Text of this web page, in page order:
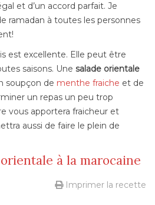
et d’un accord parfait. Je
ramadan à toutes les personnes
est excellente. Elle peut être
saisons. Une salade orientale
soupçon de menthe fraiche et de
un repas un peu trop
vous apportera fraicheur et
aussi de faire le plein de
orientale à la marocaine
Imprimer la recette